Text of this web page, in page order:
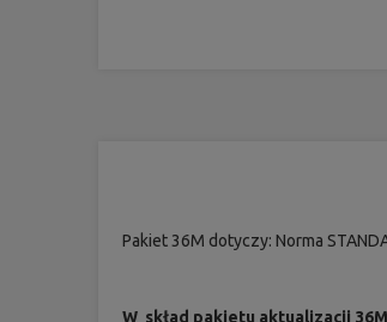
Pakiet 36M dotyczy: Norma
W skład pakietu aktualizacji